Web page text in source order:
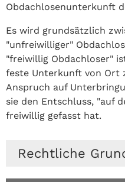
Obdachlosenunterkunft
Es wird grundsätzlich
"unfreiwilliger"
"freiwillig Obdachloser"
feste Unterkunft von Ort
Anspruch auf
sie den Entschluss, "auf
freiwillig gefasst hat.
Rechtliche